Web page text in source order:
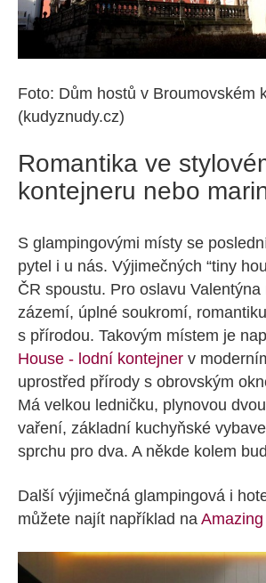
Foto: Dům hostů v Broumovském
(kudyznudy.cz)
Romantika ve
kontejneru nebo
S glampingovými místy se
pytel i u nás. Výjimečných “tiny
ČR spoustu. Pro oslavu
zázemí, úplné soukromí,
s přírodou. Takovým místem je
House - lodní kontejner v
uprostřed přírody s obrovským
Má velkou ledničku, plynovou
vaření, základní kuchyňské
sprchu pro dva. A někde kolem
Další výjimečná glampingová i
můžete najít například na